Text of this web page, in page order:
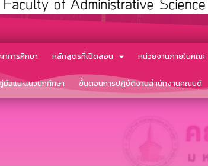
การศึกษา หลักสูตรที่เปิดสอน หน่วยงานภายในคณะ
มือแนะแนวนักศึกษา ขั้นตอนการปฏิบัติงานสำนักงานคณบดี